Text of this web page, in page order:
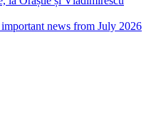
news from July 2026